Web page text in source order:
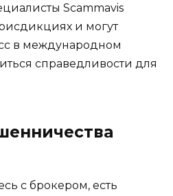
Scammavis
и могут
в международном
справедливости для
с брокером, есть